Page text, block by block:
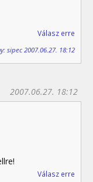
Válasz erre
sipec 2007.06.27. 18:12
2007.06.27. 18:12
Válasz erre